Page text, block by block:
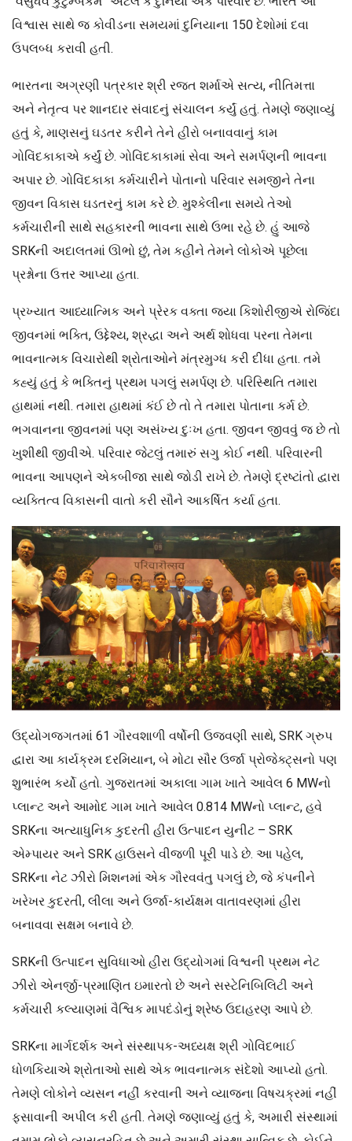
વિશ્વાસ સાથે જ કોવીડના સમયમાં દુનિયાના 150 દેશોમાં દવા
ઉપલબ્ધ કરાવી હતી.
ભારતના અગ્રણી પત્રકાર શ્રી રજત શર્માએ સત્ય, નીતિમત્તા
અને નેતૃત્વ પર શાનદાર સંવાદનું સંચાલન કર્યું હતું. તેમણે જણાવ્યું
હતું કે, માણસનું ઘડતર કરીને તેને હીરો બનાવવાનું કામ
ગોવિંદકાકાએ કર્યું છે. ગોવિંદકાકામાં સેવા અને સમર્પણની ભાવના
અપાર છે. ગોવિંદકાકા કર્મચારીને પોતાનો પરિવાર સમજીને તેના
જીવન વિકાસ ઘડતરનું કામ કરે છે. મુશ્કેલીના સમયે તેઓ
કર્મચારીની સાથે સહકારની ભાવના સાથે ઉભા રહે છે. હું આજે
SRKની અદાલતમાં ઊભો છું, તેમ કહીને તેમને લોકોએ પૂછેલા
પ્રશ્નોના ઉત્તર આપ્યા હતા.
પ્રખ્યાત આધ્યાત્મિક અને પ્રેરક વક્તા જયા કિશોરીજીએ રોજિંદા
જીવનમાં ભક્તિ, ઉદ્દેશ્ય, શ્રદ્ધા અને અર્થ શોધવા પરના તેમના
ભાવનાત્મક વિચારોથી શ્રોતાઓને મંત્રમુગ્ધ કરી દીધા હતા. તમે
કહ્યું હતું કે ભક્તિનું પ્રથમ પગલું સમર્પણ છે. પરિસ્થિતિ તમારા
હાથમાં નથી. તમારા હાથમાં કંઈ છે તો તે તમારા પોતાના કર્મ છે.
ભગવાનના જીવનમાં પણ અસંખ્ય દુઃખ હતા. જીવન જીવવું જ છે તો
ખુશીથી જીવીએ. પરિવાર જેટલું તમારું સગુ કોઈ નથી. પરિવારની
ભાવના આપણને એકબીજા સાથે જોડી રાખે છે. તેમણે દ્રષ્ટાંતો દ્વારા
વ્યક્તિત્વ વિકાસની વાતો કરી સૌને આકર્ષિત કર્યા હતા.
ઉદ્યોગજગતમાં 61 ગૌરવશાળી વર્ષોની ઉજવણી સાથે, SRK ગ્રુપ
દ્વારા આ કાર્યક્રમ દરમિયાન, બે મોટા સૌર ઉર્જા પ્રોજેક્ટ્સનો પણ
શુભારંભ કર્યો હતો. ગુજરાતમાં અકાલા ગામ ખાતે આવેલ 6 MWનો
પ્લાન્ટ અને આમોદ ગામ ખાતે આવેલ 0.814 MWનો પ્લાન્ટ, હવે
SRKના અત્યાધુનિક કુદરતી હીરા ઉત્પાદન યુનીટ – SRK
એમ્પાયર અને SRK હાઉસને વીજળી પૂરી પાડે છે. આ પહેલ,
SRKના નેટ ઝીરો મિશનમાં એક ગૌરવવંતુ પગલું છે, જે કંપનીને
ખરેખર કુદરતી, લીલા અને ઉર્જા-કાર્યક્ષમ વાતાવરણમાં હીરા
બનાવવા સક્ષમ બનાવે છે.
SRKની ઉત્પાદન સુવિધાઓ હીરા ઉદ્યોગમાં વિશ્વની પ્રથમ નેટ
ઝીરો એનર્જી-પ્રમાણિત ઇમારતો છે અને સસ્ટેનિબિલિટી અને
કર્મચારી કલ્યાણમાં વૈશ્વિક માપદંડોનું શ્રેષ્ઠ ઉદાહરણ આપે છે.
SRKના માર્ગદર્શક અને સંસ્થાપક-અધ્યક્ષ શ્રી ગોવિંદભાઈ
ધોળકિયાએ શ્રોતાઓ સાથે એક ભાવનાત્મક સંદેશો આપ્યો હતો.
તેમણે લોકોને વ્યસન નહીં કરવાની અને વ્યાજના વિષચક્રમાં નહીં
ફસાવાની અપીલ કરી હતી. તેમણે જણાવ્યું હતું કે, અમારી સંસ્થામાં